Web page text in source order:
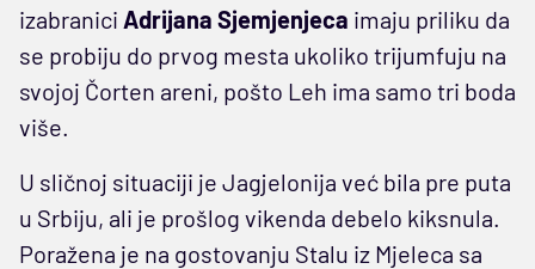
izabranici Adrijana Sjemjenjeca imaju priliku da
se probiju do prvog mesta ukoliko trijumfuju na
svojoj Čorten areni, pošto Leh ima samo tri boda
više.
U sličnoj situaciji je Jagjelonija već bila pre puta
u Srbiju, ali je prošlog vikenda debelo kiksnula.
Poražena je na gostovanju Stalu iz Mjeleca sa